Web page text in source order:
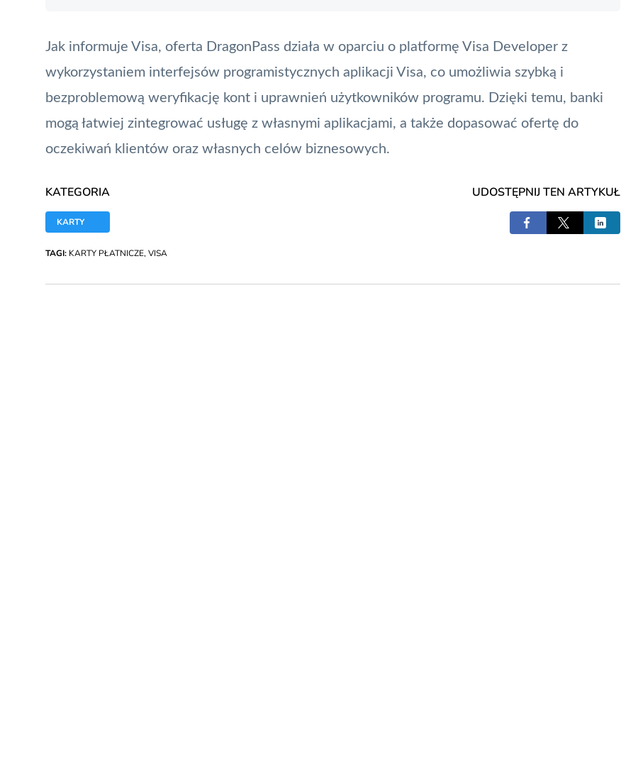
Jak informuje Visa, oferta DragonPass działa w oparciu o platformę Visa Developer z
wykorzystaniem interfejsów programistycznych aplikacji Visa, co umożliwia szybką i
bezproblemową weryfikację kont i uprawnień użytkowników programu. Dzięki temu, banki
mogą łatwiej zintegrować usługę z własnymi aplikacjami, a także dopasować ofertę do
oczekiwań klientów oraz własnych celów biznesowych.
KATEGORIA
KARTY
UDOSTĘPNIJ TEN ARTYKUŁ
TAGI: KARTY PŁATNICZE, VISA